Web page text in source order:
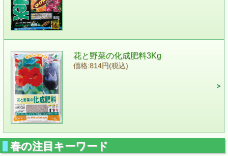
花と野菜の化成肥料3Kg
価格:814円(税込)
春の注目キーワード